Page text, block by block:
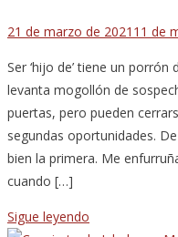
21 de marzo de 2021 11 de
Ser ‘hijo de’ tiene un
levanta mogollón de
puertas, pero pueden
segundas oportunidades.
bien la primera. Me
cuando […]
Sigue leyendo